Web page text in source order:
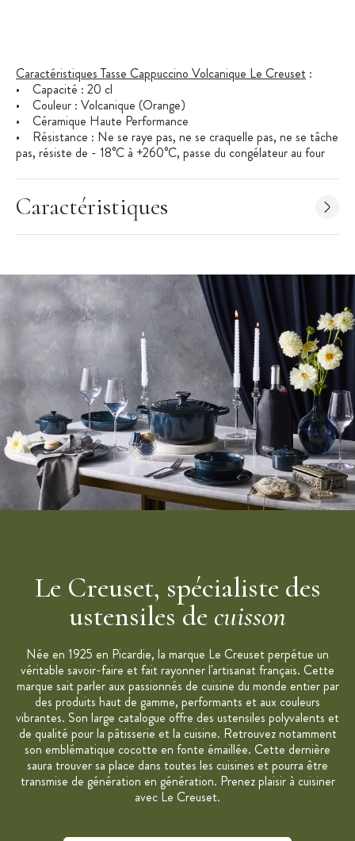
Caractéristiques Tasse Cappuccino Volcanique Le Creuset :
• Capacité : 20 cl
• Couleur : Volcanique (Orange)
• Céramique Haute Performance
• Résistance : Ne se raye pas, ne se craquelle pas, ne se tâche
pas, résiste de - 18°C à +260°C, passe du congélateur au four
• Respecte les règles d'alimentarité les plus strictes.
• Pratique : Utilisable au four, au gril, au micro-ondes, au
congélateur et passe au lave-vaisselle
• Garde aussi bien le chaud que le froid
• Garantie 5 ans
Caractéristiques
Le Creuset, spécialiste des
ustensiles de cuisson
Née en 1925 en Picardie, la marque Le Creuset perpétue un
véritable savoir-faire et fait rayonner l'artisanat français. Cette
marque sait parler aux passionnés de cuisine du monde entier par
des produits haut de gamme, performants et aux couleurs
vibrantes. Son large catalogue offre des ustensiles polyvalents et
de qualité pour la pâtisserie et la cuisine. Retrouvez notamment
son emblématique cocotte en fonte émaillée. Cette dernière
saura trouver sa place dans toutes les cuisines et pourra être
transmise de génération en génération. Prenez plaisir à cuisiner
avec Le Creuset.